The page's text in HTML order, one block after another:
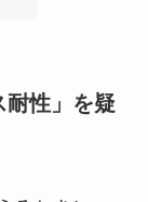
耐性」を疑